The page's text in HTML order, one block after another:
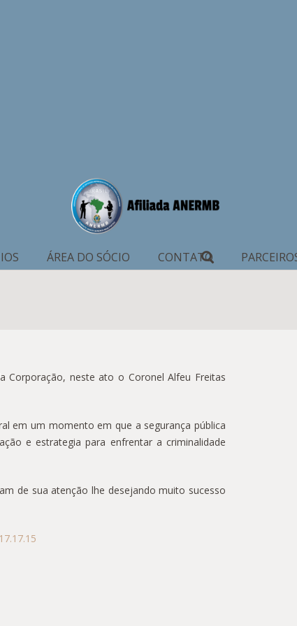
ÁREA DO SÓCIO CONTATO
neste ato o Coronel Alfeu Freitas
um momento em que a segurança pública
e estrategia para enfrentar a criminalidade
de sua atenção lhe desejando muito sucesso